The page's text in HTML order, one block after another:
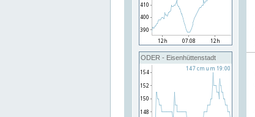
ODER - Eisenhüttenstadt